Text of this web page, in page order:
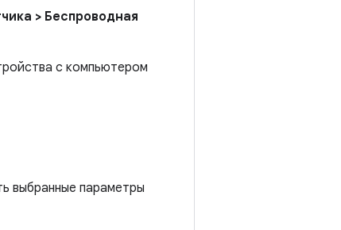
> Беспроводная
с компьютером
выбранные параметры